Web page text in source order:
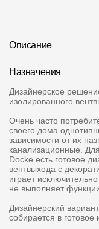
Отправка
Предложения по
Вакансии
B2B
Описание
Назначения
Дизайнерское
изолированного
Очень часто
своего дома
зависимости от их
канализационные.
Docke есть готовое
вентвыхода с
играет
не выполняет
Дизайнерский
собирается в готовое